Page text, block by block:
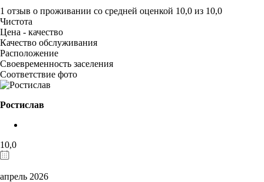
1 отзыв о проживании со средней оценкой 10,0 из 10,0
Чистота
Цена - качество
Качество обслуживания
Расположение
Своевременность заселения
Соответствие фото
Ростислав
10,0
апрель 2026